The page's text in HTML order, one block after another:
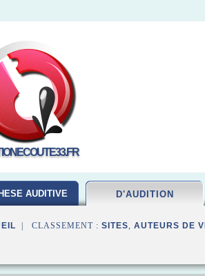
AUDITIVE D'AUDITION
| CLASSEMENT : SITES, AUTEURS DE